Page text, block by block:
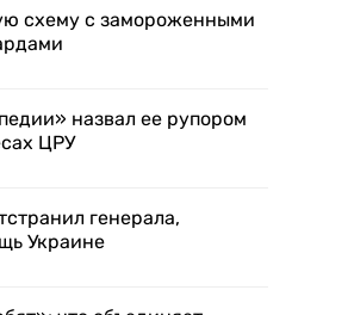
схему с замороженными
назвал ее рупором
ЦРУ
генерала,
Украине